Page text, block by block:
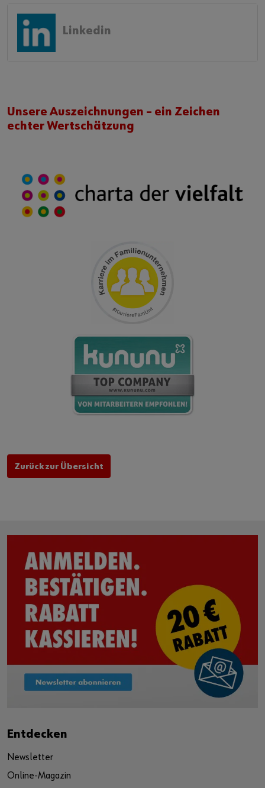
Linkedin
Unsere Auszeichnungen – ein Zeichen
echter Wertschätzung
Zurück zur Übersicht
Entdecken
Newsletter
Online-Magazin